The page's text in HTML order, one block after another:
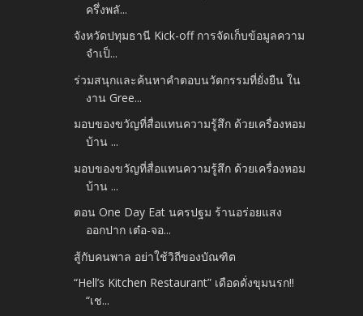
ครึ่งพลั...
จังหวัดปทุมธานี Kick-off การจัดเก็บข้อมูลความ
จำเป็...
ร่วมสนุกและค้นหาคำตอบนวัตกรรมที่ยั่งยืน ใน
งาน Gree...
มอบของขวัญที่สื่อแทนความรู้สึก ด้วยเครื่องหอม
บ้าน ...
มอบของขวัญที่สื่อแทนความรู้สึก ด้วยเครื่องหอม
บ้าน ...
ตอน One Day Eat นครปฐม ร้านอร่อยแสง
ออกปาก เต๋อ-จอ...
สู้กับคนพาล อย่าใช้วิถีของบัณฑิต
“Hell’s Kitchen Restaurant” เดือดดั่งขุมนรก!!
“เช...